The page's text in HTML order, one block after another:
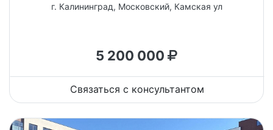
г. Калининград, Московский, Камская ул
5 200 000
Связаться с консультантом